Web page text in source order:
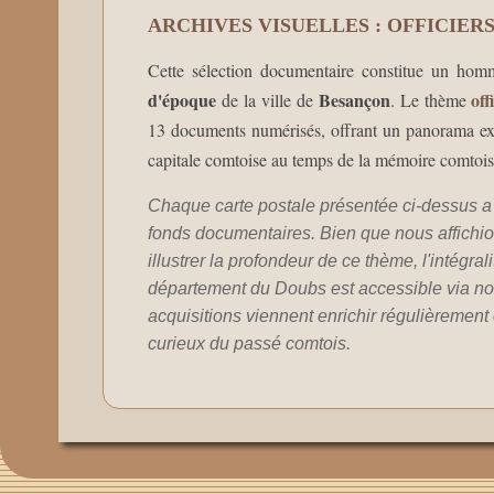
ARCHIVES VISUELLES : OFFICIERS
Cette sélection documentaire constitue un
d'époque de la ville de Besançon. Le thème
13 documents numérisés, offrant un panorama
capitale comtoise au temps de la mémoire
Chaque carte postale présentée ci-dessus
fonds documentaires. Bien que nous
illustrer la profondeur de ce thème,
département du Doubs est accessible via
acquisitions viennent enrichir
curieux du passé comtois.